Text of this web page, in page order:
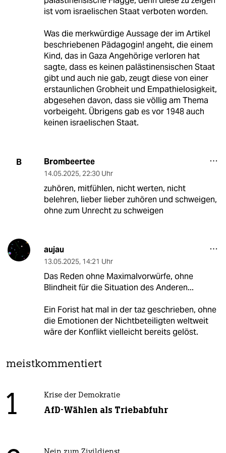
ist vom israelischen Staat verboten worden.
Was die merkwürdige Aussage der im Artikel
beschriebenen Pädagogin! angeht, die einem
Kind, das in Gaza Angehörige verloren hat
sagte, dass es keinen palästinensischen Staat
gibt und auch nie gab, zeugt diese von einer
erstaunlichen Grobheit und Empathielosigkeit,
abgesehen davon, dass sie völlig am Thema
vorbeigeht. Übrigens gab es vor 1948 auch
keinen israelischen Staat.
B Brombeertee
14.05.2025, 22:30 Uhr
zuhören, mitfühlen, nicht werten, nicht
belehren, lieber lieber zuhören und schweigen,
ohne zum Unrecht zu schweigen
aujau
13.05.2025, 14:21 Uhr
Das Reden ohne Maximalvorwürfe, ohne
Blindheit für die Situation des Anderen...
Ein Forist hat mal in der taz geschrieben, ohne
die Emotionen der Nichtbeteiligten weltweit
wäre der Konflikt vielleicht bereits gelöst.
meistkommentiert
1 Krise der Demokratie
AfD-Wählen als Triebabfuhr